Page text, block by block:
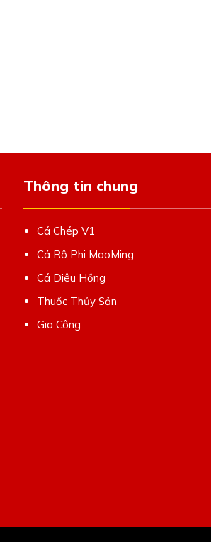
Thông tin chung
Cá Chép V1
Cá Rô Phi MaoMing
Cá Diêu Hồng
Thuốc Thủy Sản
Gia Công